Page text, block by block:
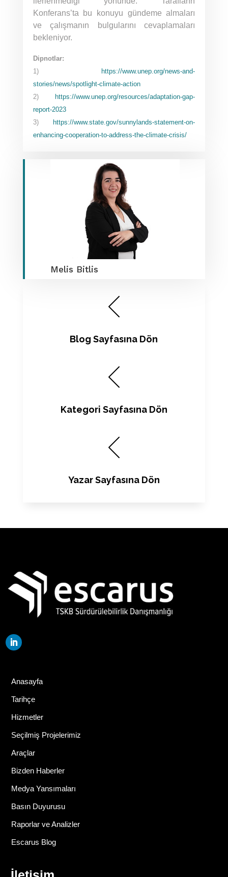
Konferans’ta bu konuyu gündeme almaları
ve çalışmanın bulgularını cevaplamaları
bekleniyor.
Dipnotlar:
1)
https://www.unep.org/news-and-
stories/news/spotlight-climate-action
2)
https://www.unep.org/resources/adaptation-gap-
report-2023
3)
https://www.state.gov/sunnylands-statement-on-
enhancing-cooperation-to-address-the-climate-crisis/
Melis Bitlis
Blog Sayfasına Dön
Kategori Sayfasına Dön
Yazar Sayfasına Dön
Anasayfa
Tarihçe
Hizmetler
Seçilmiş Projelerimiz
Araçlar
Bizden Haberler
Medya Yansımaları
Basın Duyurusu
Raporlar ve Analizler
Escarus Blog